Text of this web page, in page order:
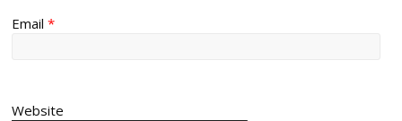
Email*
Website